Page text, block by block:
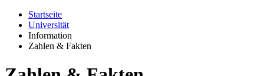
Startseite
Universität
Information
Zahlen & Fakten